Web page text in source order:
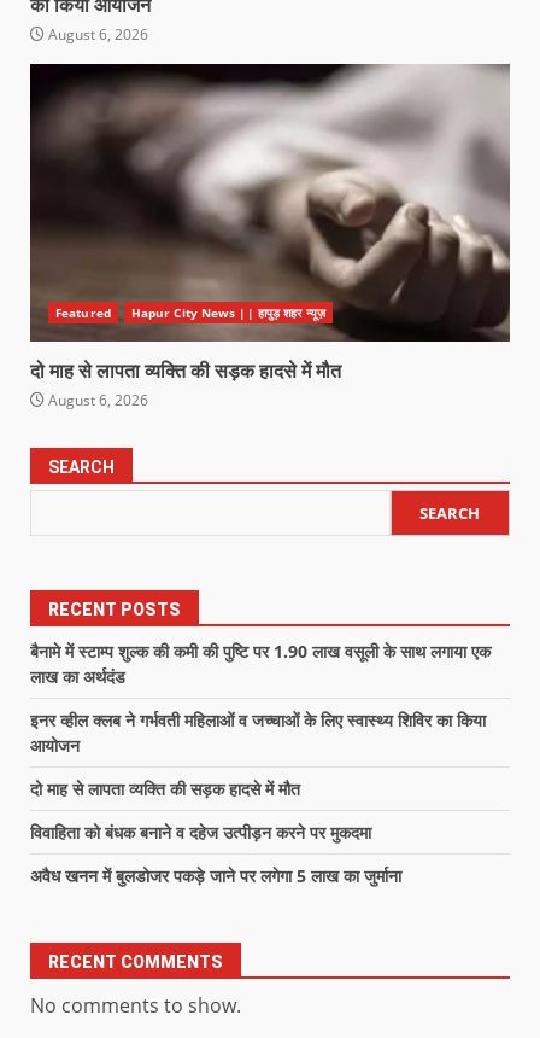
का किया आयोजन
August 6, 2026
Featured Hapur City News || हापुड़ शहर न्यूज़
दो माह से लापता व्यक्ति की सड़क हादसे में मौत
August 6, 2026
SEARCH
SEARCH
RECENT POSTS
बैनामे में स्टाम्प शुल्क की कमी की पुष्टि पर 1.90 लाख वसूली के साथ लगाया एक
लाख का अर्थदंड
इनर व्हील क्लब ने गर्भवती महिलाओं व जच्चाओं के लिए स्वास्थ्य शिविर का किया
आयोजन
दो माह से लापता व्यक्ति की सड़क हादसे में मौत
विवाहिता को बंधक बनाने व दहेज उत्पीड़न करने पर मुकदमा
अवैध खनन में बुलडोजर पकड़े जाने पर लगेगा 5 लाख का जुर्माना
RECENT COMMENTS
No comments to show.